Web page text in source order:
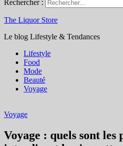
Rechercher :
The Liquor Store
Le blog Lifestyle & Tendances
Lifestyle
Food
Mode
Beauté
Voyage
Voyage
Voyage : quels sont les